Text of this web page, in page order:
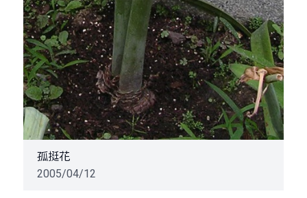
孤挺花
2005/04/12